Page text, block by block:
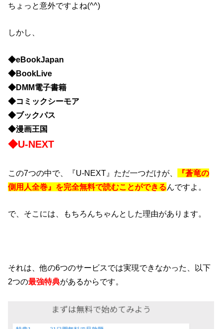
ちょっと意外ですよね(^^)
しかし、
◆eBookJapan
◆BookLive
◆DMM電子書籍
◆コミックシーモア
◆ブックパス
◆漫画王国
◆U-NEXT
この7つの中で、『U-NEXT』ただ一つだけが、
『蒼竜の
側用人全巻』を完全無料で読むことができるんですよ。
で、そこには、もちろんちゃんとした理由があります。
それは、他の6つのサービスでは実現できなかった、以下
2つの最強特典があるからです。